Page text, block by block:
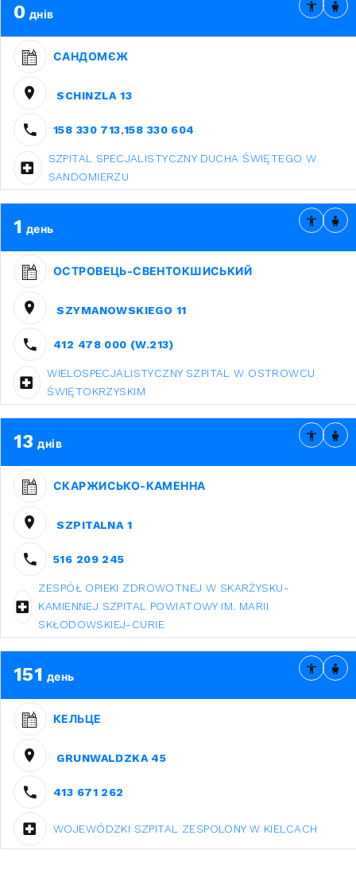
0 днів
САНДОМЄЖ
SCHINZLA 13
158 330 713,158 330 604
SZPITAL SPECJALISTYCZNY DUCHA ŚWIĘTEGO W
SANDOMIERZU
1 день
ОСТРОВЕЦЬ-СВЕНТОКШИСЬКИЙ
SZYMANOWSKIEGO 11
412 478 000 (W.213)
WIELOSPECJALISTYCZNY SZPITAL W OSTROWCU
ŚWIĘTOKRZYSKIM
13 днів
СКАРЖИСЬКО-КАМЕННА
SZPITALNA 1
516 209 245
ZESPÓŁ OPIEKI ZDROWOTNEJ W SKARŻYSKU-
KAMIENNEJ SZPITAL POWIATOWY IM. MARII
SKŁODOWSKIEJ-CURIE
151 день
КЕЛЬЦЕ
GRUNWALDZKA 45
413 671 262
WOJEWÓDZKI SZPITAL ZESPOLONY W KIELCACH